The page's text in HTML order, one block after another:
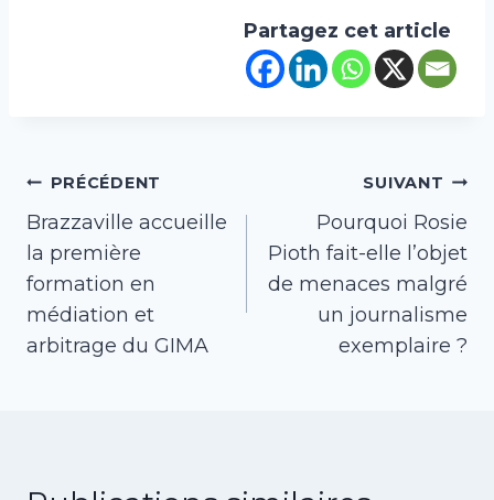
Partagez cet article
Navigation
de
l’article
PRÉCÉDENT
Brazzaville accueille
la première
formation en
médiation et
arbitrage du GIMA
SUIVANT
Pourquoi Rosie
Pioth fait-elle l’objet
de menaces malgré
un journalisme
exemplaire ?